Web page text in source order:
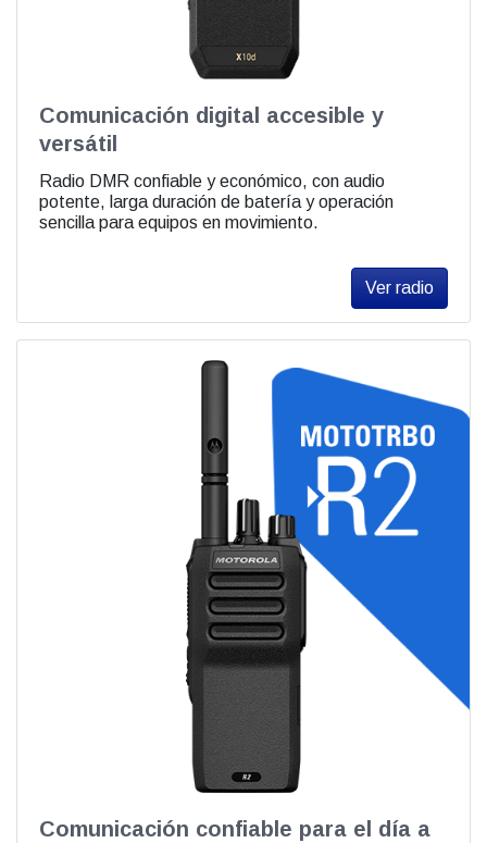
Comunicación digital accesible y
versátil
Radio DMR confiable y económico, con audio
potente, larga duración de batería y operación
sencilla para equipos en movimiento.
Ver radio
Comunicación confiable para el día a